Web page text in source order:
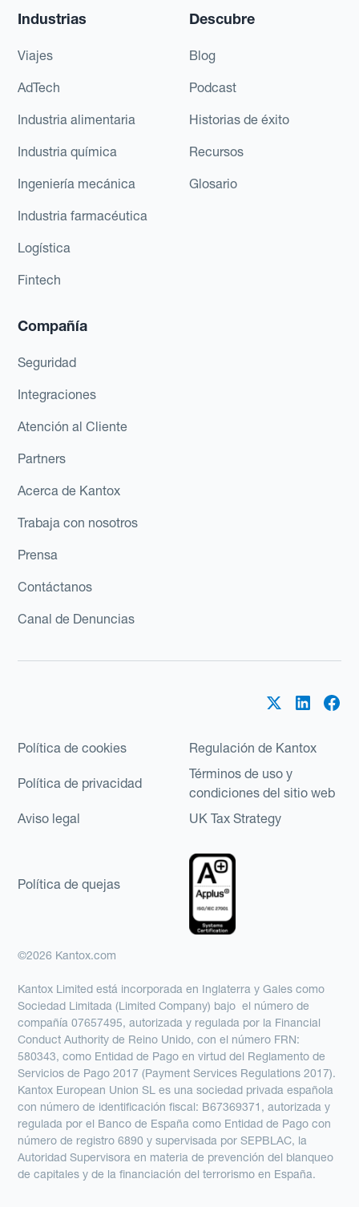
Industrias
Viajes
AdTech
Industria alimentaria
Industria química
Ingeniería mecánica
Industria farmacéutica
Logística
Fintech
Descubre
Blog
Podcast
Historias de éxito
Recursos
Glosario
Compañía
Seguridad
Integraciones
Atención al Cliente
Partners
Acerca de Kantox
Trabaja con nosotros
Prensa
Contáctanos
Canal de Denuncias
Política de cookies Regulación de Kantox
Política de privacidad
Términos de uso y
condiciones del sitio web
Aviso legal
UK Tax Strategy
Política de quejas
©2026 Kantox.com
Kantox Limited está incorporada en Inglaterra y Gales como
Sociedad Limitada (Limited Company) bajo el número de
compañía 07657495, autorizada y regulada por la Financial
Conduct Authority de Reino Unido, con el número FRN:
580343, como Entidad de Pago en virtud del Reglamento de
Servicios de Pago 2017 (Payment Services Regulations 2017).
Kantox European Union SL es una sociedad privada española
con número de identificación fiscal: B67369371, autorizada y
regulada por el Banco de España como Entidad de Pago con
número de registro 6890 y supervisada por SEPBLAC, la
Autoridad Supervisora en materia de prevención del blanqueo
de capitales y de la financiación del terrorismo en España.